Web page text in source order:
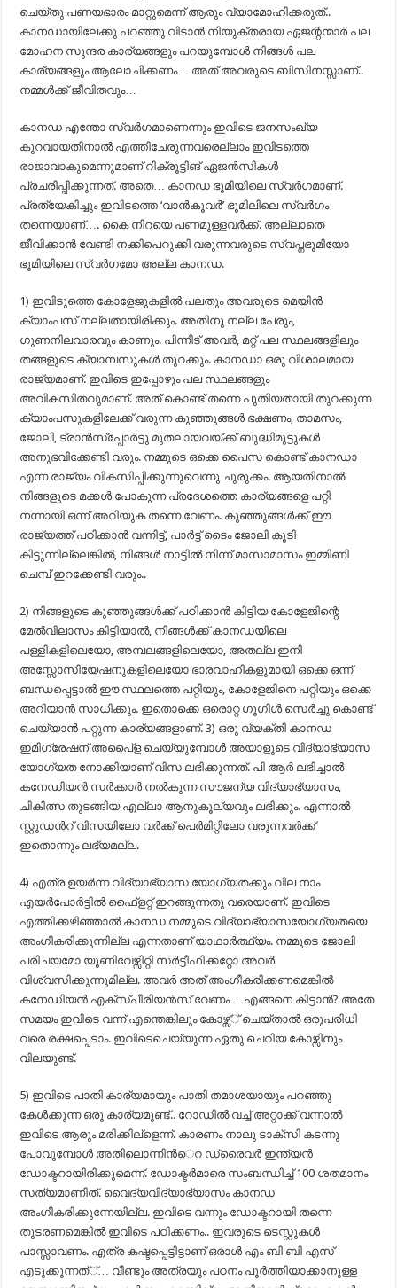
ചെയ്തു പണയഭാരം മാറ്റുമെന്ന് ആരും വ്യാമോഹിക്കരുത്..
കാനഡായിലേക്കു പറഞ്ഞു വിടാൻ നിയുക്തരായ ഏജന്റന്മാർ പല
മോഹന സുന്ദര കാര്യങ്ങളും പറയുമ്പോൾ നിങ്ങൾ പല
കാര്യങ്ങളും ആലോചിക്കണം… അത് അവരുടെ ബിസിനസ്സാണ്..
നമ്മൾക്ക് ജീവിതവും…
കാനഡ എന്തോ സ്വര്‍ഗമാണെന്നും ഇവിടെ ജനസംഖ്യ
കുറവായതിനാല്‍ എത്തിചേരുന്നവരെല്ലാം ഇവിടത്തെ
രാജാവാകുമെന്നുമാണ് റിക്രൂട്ടിങ് ഏജന്‍സികള്‍
പ്രചരിപ്പിക്കുന്നത്. അതെ… കാനഡ ഭൂമിയിലെ സ്വര്‍ഗമാണ്.
പ്രത്യേകിച്ചും ഇവിടത്തെ ‘വാന്‍കൂവര്‍’ ഭൂമിലിലെ സ്വര്‍ഗം
തന്നെയാണ്…. കൈ നിറയെ പണമുള്ളവര്‍ക്ക്. അല്ലാതെ
ജീവിക്കാന്‍ വേണ്ടി നക്കിപെറുക്കി വരുന്നവരുടെ സ്വപ്നഭൂമിയോ
ഭൂമിയിലെ സ്വര്‍ഗമോ അല്ല കാനഡ.
1) ഇവിടുത്തെ കോളേജുകളിൽ പലതും അവരുടെ മെയിൻ
ക്യാംപസ് നല്ലതായിരിക്കും. അതിനു നല്ല പേരും,
ഗുണനിലവാരവും കാണും. പിന്നീട് അവർ, മറ്റ് പല സ്ഥലങ്ങളിലും
തങ്ങളുടെ ക്യാമ്പസുകൾ തുറക്കും. കാനഡാ ഒരു വിശാലമായ
രാജ്യമാണ്. ഇവിടെ ഇപ്പോഴും പല സ്ഥലങ്ങളും
അവികസിതവുമാണ്. അത് കൊണ്ട് തന്നെ പുതിയതായി തുറക്കുന്ന
ക്യാംപസുകളിലേക്ക് വരുന്ന കുഞ്ഞുങ്ങൾ ഭക്ഷണം, താമസം,
ജോലി, ട്രാൻസ്പ്പോർട്ടു മുതലായവയ്ക്ക് ബുദ്ധിമുട്ടുകൾ
അനുഭവിക്കേണ്ടി വരും. നമ്മുടെ ഒക്കെ പൈസ കൊണ്ട് കാനഡാ
എന്ന രാജ്യം വികസിപ്പിക്കുന്നുവെന്നു ചുരുക്കം. ആയതിനാൽ
നിങ്ങളുടെ മക്കൾ പോകുന്ന പ്രദേശത്തെ കാര്യങ്ങളെ പറ്റി
നന്നായി ഒന്ന് അറിയുക തന്നെ വേണം. കുഞ്ഞുങ്ങൾക്ക് ഈ
രാജ്യത്ത് പഠിക്കാൻ വന്നിട്ട്, പാർട്ട് ടൈം ജോലി കൂടി
കിട്ടുന്നില്ലെങ്കിൽ, നിങ്ങൾ നാട്ടിൽ നിന്ന് മാസാമാസം ഇമ്മിണി
ചെമ്പ് ഇറക്കേണ്ടി വരും..
2) നിങ്ങളുടെ കുഞ്ഞുങ്ങൾക്ക് പഠിക്കാൻ കിട്ടിയ കോളേജിന്റെ
മേൽവിലാസം കിട്ടിയാൽ, നിങ്ങൾക്ക് കാനഡയിലെ
പള്ളികളിലെയോ, അമ്പലങ്ങളിലെയോ, അതല്ല ഇനി
അസ്സോസിയേഷനുകളിലെയോ ഭാരവാഹികളുമായി ഒക്കെ ഒന്ന്
ബന്ധപ്പെട്ടാൽ ഈ സ്ഥലത്തെ പറ്റിയും, കോളേജിനെ പറ്റിയും ഒക്കെ
അറിയാൻ സാധിക്കും. ഇതൊക്കെ ഒരൊറ്റ ഗൂഗിൾ സെർച്ചു കൊണ്ട്
ചെയ്യാൻ പറ്റുന്ന കാര്യങ്ങളാണ്. 3) ഒരു വ്യക്തി കാനഡ
ഇമിഗ്രേഷന് അപൈ്ള ചെയ്യുമ്പോള്‍ അയാളുടെ വിദ്യാഭ്യാസ
യോഗ്യത നോക്കിയാണ് വിസ ലഭിക്കുന്നത്. പി ആര്‍ ലഭിച്ചാല്‍
കനേഡിയന്‍ സര്‍ക്കാര്‍ നല്‍കുന്ന സൗജന്യ വിദ്യാഭ്യാസം,
ചികിത്സ തുടങ്ങിയ എല്ലാ ആനുകൂല്യവും ലഭിക്കും. എന്നാല്‍
സ്റ്റുഡന്‍റ് വിസയിലോ വര്‍ക്ക് പെര്‍മിറ്റിലോ വരുന്നവര്‍ക്ക്
ഇതൊന്നും ലഭ്യമല്ല.
4) എത്ര ഉയര്‍ന്ന വിദ്യാഭ്യാസ യോഗ്യതക്കും വില നാം
എയര്‍പോര്‍ട്ടില്‍ ഫൈ്ളറ്റ് ഇറങ്ങുന്നതു വരെയാണ്. ഇവിടെ
എത്തിക്കഴിഞ്ഞാല്‍ കാനഡ നമ്മുടെ വിദ്യാഭ്യാസയോഗ്യതയെ
അംഗീകരിക്കുന്നില്ല എന്നതാണ് യാഥാര്‍ത്ഥ്യം. നമ്മുടെ ജോലി
പരിചയമോ യൂണിവേഴ്സിറ്റി സര്‍ട്ടീഫിക്കറ്റോ അവര്‍
വിശ്വസിക്കുന്നുമില്ല. അവര്‍ അത് അംഗീകരിക്കണമെങ്കില്‍
കനേഡിയന്‍ എക്സ്പീരിയന്‍സ് വേണം… എങ്ങനെ കിട്ടാന്‍? അതേ
സമയം ഇവിടെ വന്ന് എന്തെങ്കിലും കോഴ്സ്് ചെയ്താല്‍ ഒരുപരിധി
വരെ രക്ഷപ്പെടാം. ഇവിടെചെയ്യുന്ന ഏതു ചെറിയ കോഴ്സിനും
വിലയുണ്ട്.
5) ഇവിടെ പാതി കാര്യമായും പാതി തമാശയായും പറഞ്ഞു
കേള്‍ക്കുന്ന ഒരു കാര്യമുണ്ട്.. റോഡില്‍ വച്ച് അറ്റാക്ക് വന്നാല്‍
ഇവിടെ ആരും മരിക്കില്ളെന്ന്. കാരണം നാലു ടാക്സി കടന്നു
പോവുമ്പോള്‍ അതിലൊന്നിന്‍െറ ഡ്രൈവര്‍ ഇന്ത്യന്‍
ഡോക്ടറായിരിക്കുമെന്ന്. ഡോക്ടര്‍മാരെ സംബന്ധിച്ച് 100 ശതമാനം
സത്യമാണിത്. വൈദ്യവിദ്യാഭ്യാസം കാനഡ
അംഗീകരിക്കുന്നേയില്ല. ഇവിടെ വന്നും ഡോക്ടറായി തന്നെ
തുടരണമെങ്കില്‍ ഇവിടെ പഠിക്കണം.. ഇവരുടെ ടെസ്റ്റുകള്‍
പാസ്സാവണം. എത്ര കഷ്ടപ്പെട്ടിട്ടാണ് ഒരാള്‍ എം ബി ബി എസ്
എടുക്കുന്നത്്… വീണ്ടും അത്രയും പഠനം പൂര്‍ത്തിയാക്കാനുള്ള